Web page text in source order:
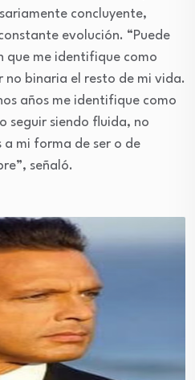
concluyente,
evolución. “Puede
que me identifique como
no binaria el resto de mi vida.
años me identifique como
seguir siendo fluida, no
a mi forma de ser o de
señaló.